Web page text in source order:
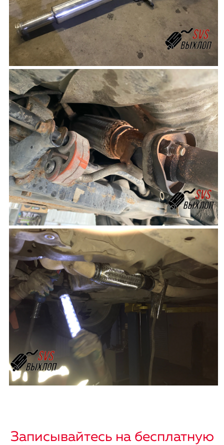
Записывайтесь на бесплатную